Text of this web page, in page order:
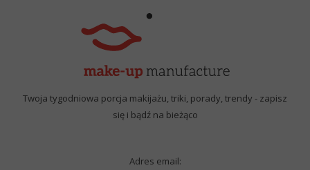
Twoja tygodniowa porcja makijażu, triki, porady, trendy - zapisz
się i bądź na bieżąco
Adres email: